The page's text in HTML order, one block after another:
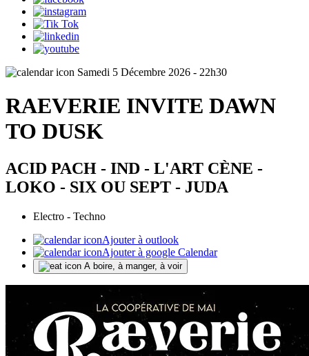
Samedi 5 Décembre 2026 - 22h30
RAEVERIE INVITE DAWN
TO DUSK
ACID PACH - IND - L'ART CÈNE -
LOKO - SIX OU SEPT - JUDA
Electro - Techno
Ajouter à outlook
Ajouter à google Calendar
A boire, à manger, à voir